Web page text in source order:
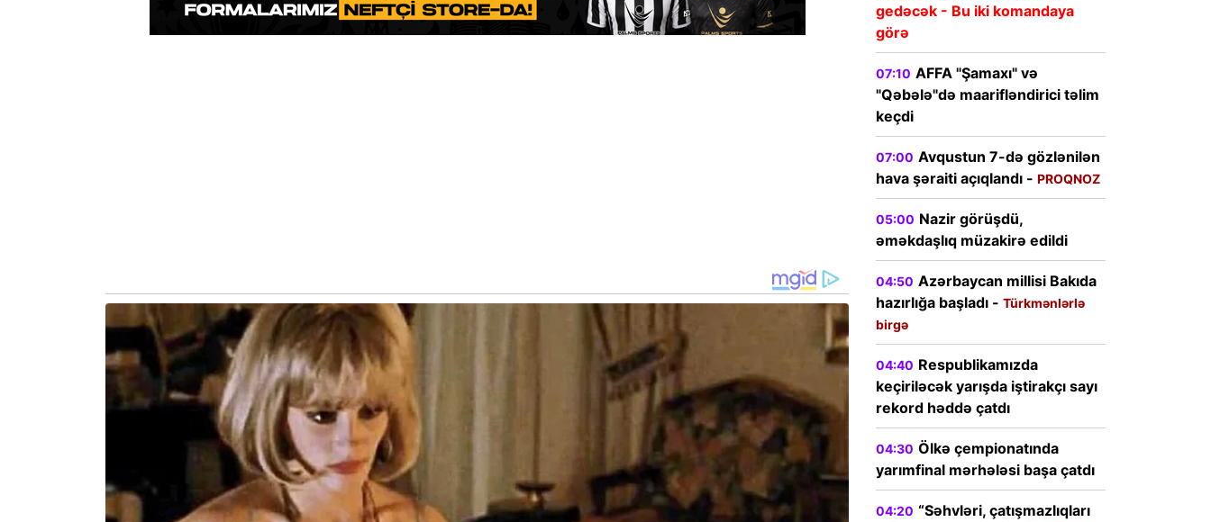
gedəcək - Bu iki komandaya
görə
07:10 AFFA "Şamaxı" və
"Qəbələ"də maarifləndirici təlim
keçdi
07:00 Avqustun 7-də gözlənilən
hava şəraiti açıqlandı - PROQNOZ
05:00 Nazir görüşdü,
əməkdaşlıq müzakirə edildi
04:50 Azərbaycan millisi Bakıda
hazırlığa başladı - Türkmənlərlə
birgə
04:40 Respublikamızda
keçiriləcək yarışda iştirakçı sayı
rekord həddə çatdı
04:30 Ölkə çempionatında
yarımfinal mərhələsi başa çatdı
04:20 “Səhvləri, çatışmazlıqları